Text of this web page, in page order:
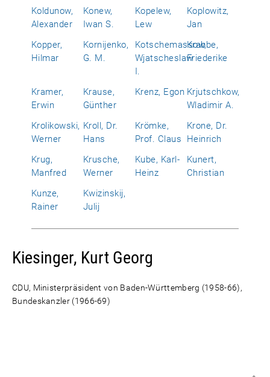
Koldunow,
Alexander
Konew,
Iwan S.
Kopelew,
Lew
Koplowitz,
Jan
Kopper,
Hilmar
Kornijenko,
G. M.
Kotschemassow,
Wjatscheslaw
I.
Krabbe,
Friederike
Kramer,
Erwin
Krause,
Günther
Krenz, Egon Krjutschkow,
Wladimir A.
Krolikowski,
Werner
Kroll, Dr.
Hans
Krömke,
Prof. Claus
Krone, Dr.
Heinrich
Krug,
Manfred
Krusche,
Werner
Kube, Karl-
Heinz
Kunert,
Christian
Kunze,
Rainer
Kwizinskij,
Julij
Kiesinger, Kurt Georg
CDU, Ministerpräsident von Baden-Württemberg (1958-66),
Bundeskanzler (1966-69)